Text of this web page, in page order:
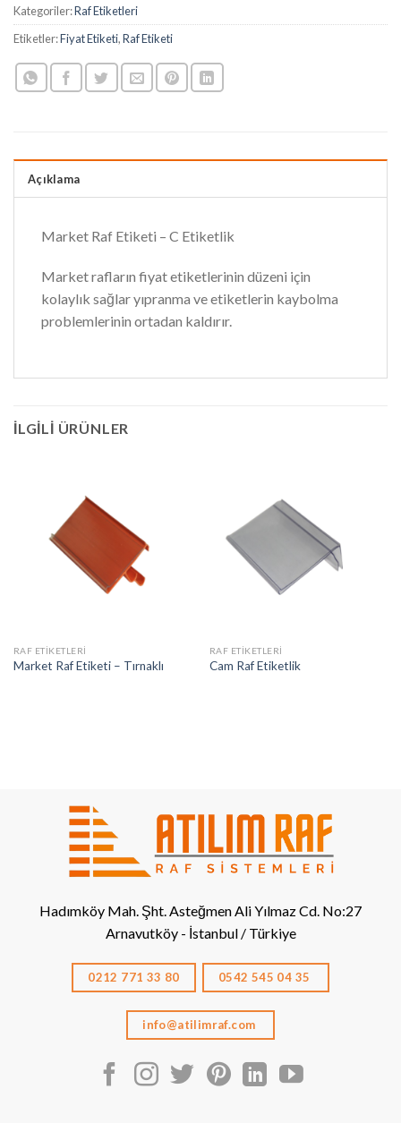
Kategoriler:Raf Etiketleri
Etiketler:Fiyat Etiketi,Raf Etiketi
Açıklama
Market Raf Etiketi – C Etiketlik
Market rafların fiyat etiketlerinin düzeni için
kolaylık sağlar yıpranma ve etiketlerin kaybolma
problemlerinin ortadan kaldırır.
İLGILI ÜRÜNLER
RAF ETIKETLERI
Market Raf Etiketi – Tırnaklı
RAF ETIKETLERI
Cam Raf Etiketlik
Hadımköy Mah. Şht. Asteğmen Ali Yılmaz Cd. No:27
Arnavutköy - İstanbul / Türkiye
0212 771 33 80 0542 545 04 35
info@atilimraf.com